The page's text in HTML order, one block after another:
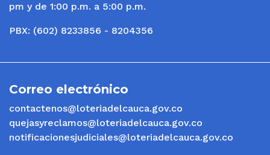
pm y de 1:00 p.m. a 5:00 p.m.
PBX: (602) 8233856 - 8204356
Correo electrónico
contactenos@loteriadelcauca.gov.co
quejasyreclamos@loteriadelcauca.gov.co
notificacionesjudiciales@loteriadelcauca.gov.co